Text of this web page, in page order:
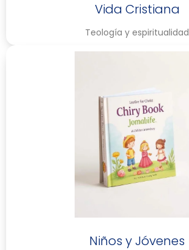
Vida Cristiana
Teología y espiritualidad
Niños y Jóvenes